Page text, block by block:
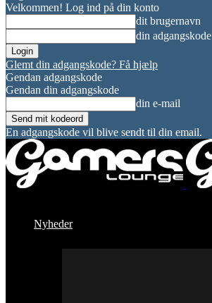
Velkommen! Log ind på din konto
dit brugernavn
din adgangskode
Glemt din adgangskode? Få hjælp
Gendan adgangskode
Gendan din adgangskode
din e-mail
En adgangskode vil blive sendt til din email.
Nyheder